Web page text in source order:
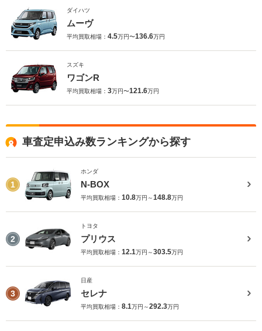
ダイハツ
ムーヴ
平均買取相場： 4.5万円〜136.6万円
スズキ
ワゴンR
平均買取相場： 3万円〜121.6万円
車査定申込み数ランキングから探す
1
ホンダ
N-BOX
平均買取相場： 10.8万円～148.8万円
2
トヨタ
プリウス
平均買取相場： 12.1万円～303.5万円
3
日産
セレナ
平均買取相場： 8.1万円～292.3万円